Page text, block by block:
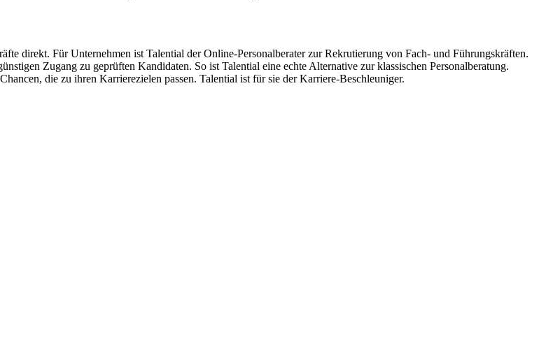
direkt. Für Unternehmen ist Talential der Online-Personalberater zur Rekrutierung von Fach- und Führungskräften.
Zugang zu geprüften Kandidaten. So ist Talential eine echte Alternative zur klassischen Personalberatung.
die zu ihren Karrierezielen passen. Talential ist für sie der Karriere-Beschleuniger.